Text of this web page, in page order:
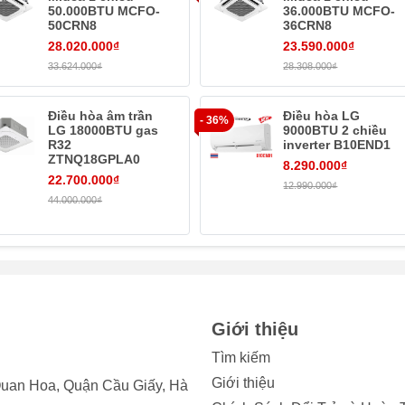
điện trong khi vẫn đảm bảo hiệu quả làm mát. Máy tự điều
thực tế. Không gian luôn duy trì mức nhiệt dễ chịu và ổn
inverter 18000BTU 1
50.000BTU MCFO-
50CRN8
28.020.000₫
33.624.000₫
36.000BTU MCFO-
36CRN8
23.590.000₫
28.308.000₫
Điều hòa âm trần
LG 18000BTU gas
R32
ZTNQ18GPLA0
22.700.000₫
44.000.000₫
- 36%
Điều hòa LG
9000BTU 2 chiều
inverter B10END1
8.290.000₫
12.990.000₫
Hoa, Quận Cầu Giấy, Hà
Giới thiệu
Tìm kiếm
Giới thiệu